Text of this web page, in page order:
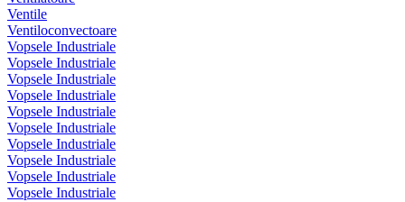
Ventile
Ventiloconvectoare
Vopsele Industriale
Vopsele Industriale
Vopsele Industriale
Vopsele Industriale
Vopsele Industriale
Vopsele Industriale
Vopsele Industriale
Vopsele Industriale
Vopsele Industriale
Vopsele Industriale